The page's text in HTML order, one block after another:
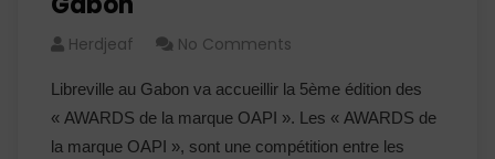
Herdjeaf No Comments
Libreville au Gabon va accueillir la 5ème édition des
« AWARDS de la marque OAPI ». Les « AWARDS de
la marque OAPI », sont une compétition entre les